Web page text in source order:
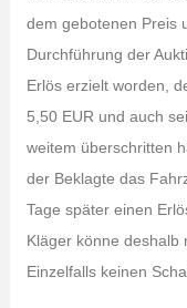
dem gebotenen Preis
Durchführung der
Erlös erzielt worden,
5,50 EUR und auch
weitem überschritten
der Beklagte das
Tage später einen
Kläger könne deshalb
Einzelfalls keinen